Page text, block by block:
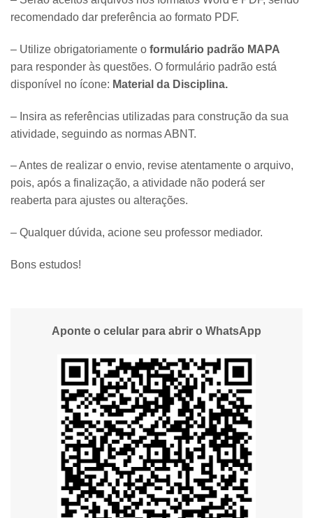
recomendado dar preferência ao formato PDF.
– Utilize obrigatoriamente o formulário padrão MAPA
para responder às questões. O formulário padrão está
disponível no ícone: Material da Disciplina.
– Insira as referências utilizadas para construção da sua
atividade, seguindo as normas ABNT.
– Antes de realizar o envio, revise atentamente o arquivo,
pois, após a finalização, a atividade não poderá ser
reaberta para ajustes ou alterações.
– Qualquer dúvida, acione seu professor mediador.
Bons estudos!
Aponte o celular para abrir o WhatsApp